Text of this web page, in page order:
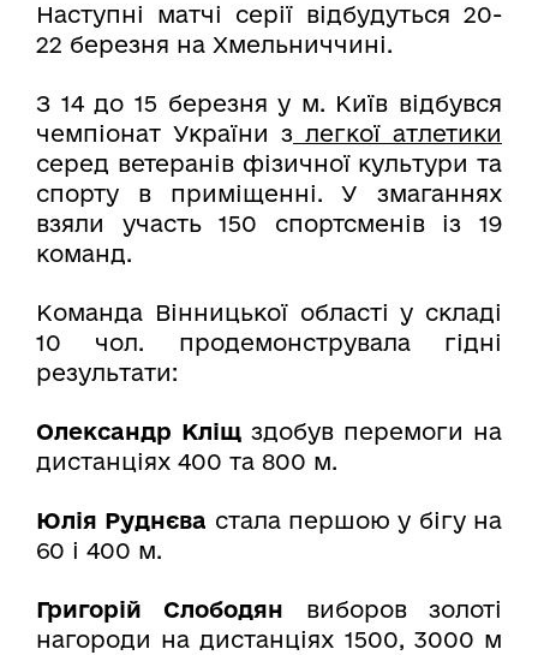
Наступні матчі серії відбудуться 20-
22 березня на Хмельниччині.
З 14 до 15 березня у м. Київ відбувся
чемпіонат України з легкої атлетики
серед ветеранів фізичної культури та
спорту в приміщенні. У змаганнях
взяли участь 150 спортсменів із 19
команд.
Команда Вінницької області у складі
10 чол. продемонструвала гідні
результати:
Олександр Кліщ здобув перемоги на
дистанціях 400 та 800 м.
Юлія Руднєва стала першою у бігу на
60 і 400 м.
Григорій Слободян виборов золоті
нагороди на дистанціях 1500, 3000 м